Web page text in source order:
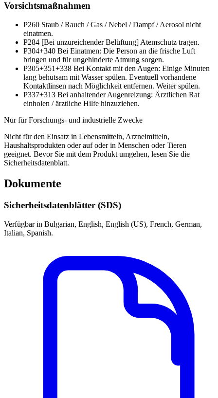
Vorsichtsmaßnahmen
P260 Staub / Rauch / Gas / Nebel / Dampf / Aerosol nicht
einatmen.
P284 [Bei unzureichender Belüftung] Atemschutz tragen.
P304+340 Bei Einatmen: Die Person an die frische Luft
bringen und für ungehinderte Atmung sorgen.
P305+351+338 Bei Kontakt mit den Augen: Einige Minuten
lang behutsam mit Wasser spülen. Eventuell vorhandene
Kontaktlinsen nach Möglichkeit entfernen. Weiter spülen.
P337+313 Bei anhaltender Augenreizung: Ärztlichen Rat
einholen / ärztliche Hilfe hinzuziehen.
Nur für Forschungs- und industrielle Zwecke
Nicht für den Einsatz in Lebensmitteln, Arzneimitteln,
Haushaltsprodukten oder auf oder in Menschen oder Tieren
geeignet. Bevor Sie mit dem Produkt umgehen, lesen Sie die
Sicherheitsdatenblatt.
Dokumente
Sicherheitsdatenblätter (SDS)
Verfügbar in Bulgarian, English, English (US), French, German,
Italian, Spanish.